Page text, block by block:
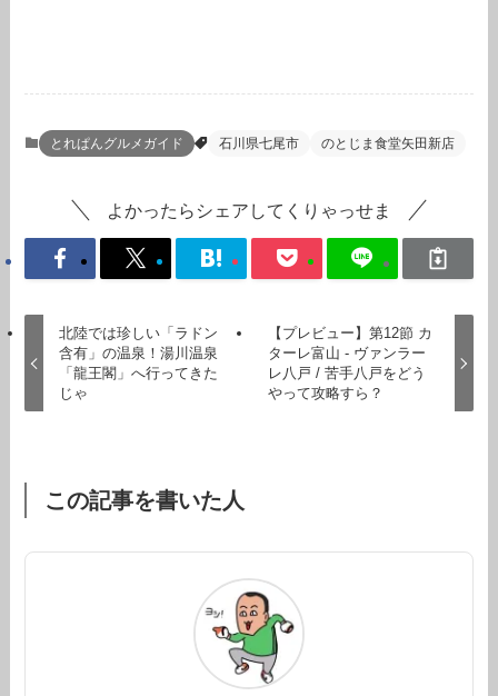
とれぱんグルメガイド 石川県七尾市 のとじま食堂矢田新店
よかったらシェアしてくりゃっせま
北陸では珍しい「ラドン
含有」の温泉！湯川温泉
「龍王閣」へ行ってきた
じゃ
【プレビュー】第12節 カ
ターレ富山 - ヴァンラー
レ八戸 / 苦手八戸をどう
やって攻略すら？
この記事を書いた人